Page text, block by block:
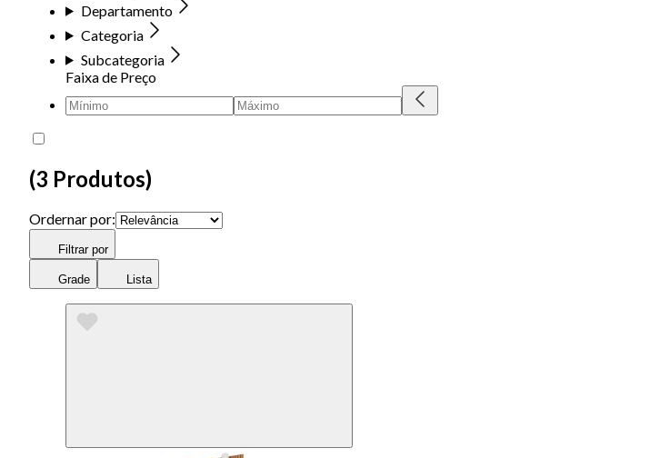
Departamento
Categoria
Subcategoria
Faixa de Preço
(3 Produtos)
Ordernar por:
Filtrar por
Grade Lista